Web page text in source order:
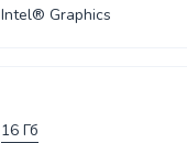
Intel® Graphics
16 Гб